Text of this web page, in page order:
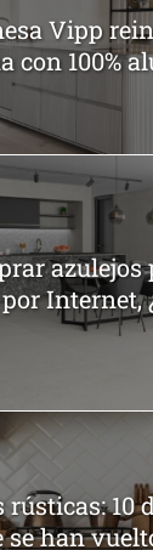
Vipp
con 100%
azulejos
Internet,
rústicas: 10
se han